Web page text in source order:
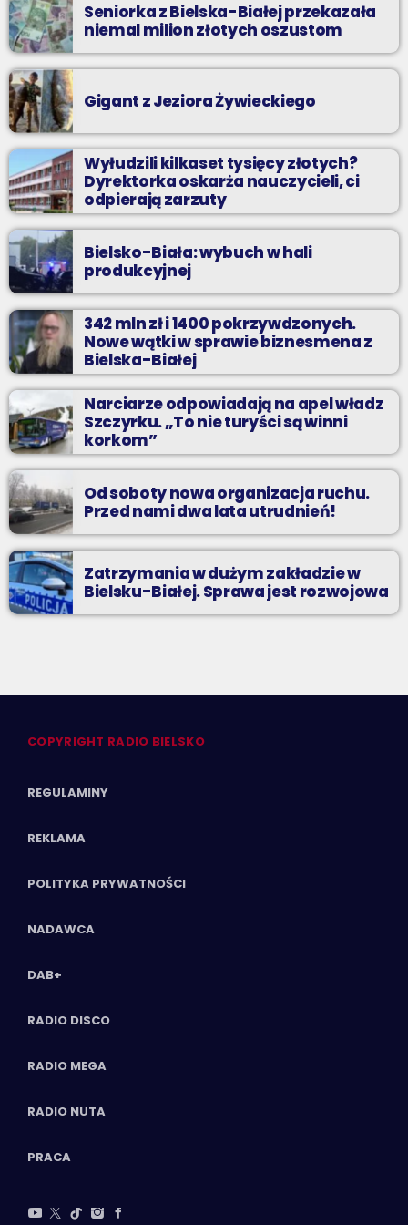
Seniorka z Bielska-Białej przekazała
niemal milion złotych oszustom
Gigant z Jeziora Żywieckiego
Wyłudzili kilkaset tysięcy złotych?
Dyrektorka oskarża nauczycieli, ci
odpierają zarzuty
Bielsko-Biała: wybuch w hali
produkcyjnej
342 mln zł i 1400 pokrzywdzonych.
Nowe wątki w sprawie biznesmena z
Bielska-Białej
Narciarze odpowiadają na apel władz
Szczyrku. „To nie turyści są winni
korkom”
Od soboty nowa organizacja ruchu.
Przed nami dwa lata utrudnień!
Zatrzymania w dużym zakładzie w
Bielsku-Białej. Sprawa jest rozwojowa
COPYRIGHT RADIO BIELSKO
REGULAMINY
REKLAMA
POLITYKA PRYWATNOŚCI
NADAWCA
DAB+
RADIO DISCO
RADIO MEGA
RADIO NUTA
PRACA